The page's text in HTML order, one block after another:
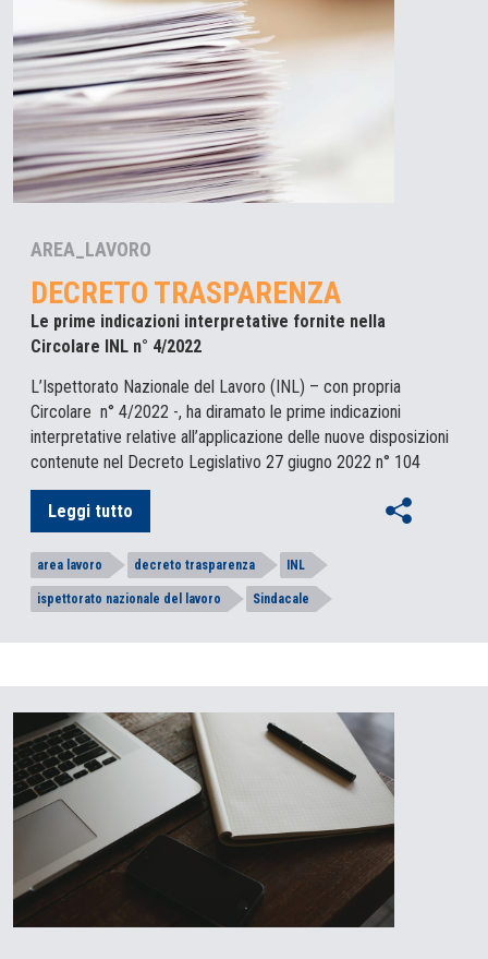
AREA_LAVORO
DECRETO TRASPARENZA
Le prime indicazioni interpretative fornite nella
Circolare INL n° 4/2022
L’Ispettorato Nazionale del Lavoro (INL) – con propria
Circolare n° 4/2022 -, ha diramato le prime indicazioni
interpretative relative all’applicazione delle nuove disposizioni
contenute nel Decreto Legislativo 27 giugno 2022 n° 104
Leggi tutto
area lavoro decreto trasparenza INL
ispettorato nazionale del lavoro Sindacale